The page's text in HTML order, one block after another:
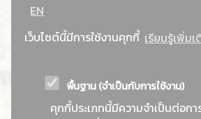
EN
เว็บไซต์นี้มีการใช้งานคุกกี้ เรียนรู้เพิ่มเ
พื้นฐาน (จำเป็นกับการใช้งาน)
คุกกี้ประเภทนี้มีความจำเป็นต่อกา
ที่อยู่ : 184 ถนนพระรามที่
กรุงเทพมหานคร 10110
ประเทศไทย Call